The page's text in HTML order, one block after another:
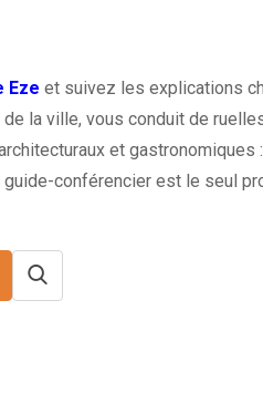
Eze et suivez les explications
la ville, vous conduit de
et
conférencier est le seul